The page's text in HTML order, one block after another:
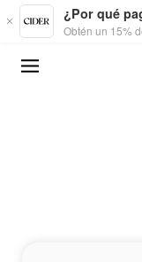
Skip to main content
¿Por qué
Obtén un 15%